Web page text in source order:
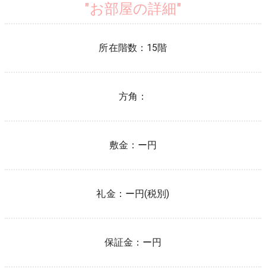
"お部屋の詳細"
所在階数： 15階
方角：
敷金： ー円
礼金： ー円(税別)
保証金： ー円